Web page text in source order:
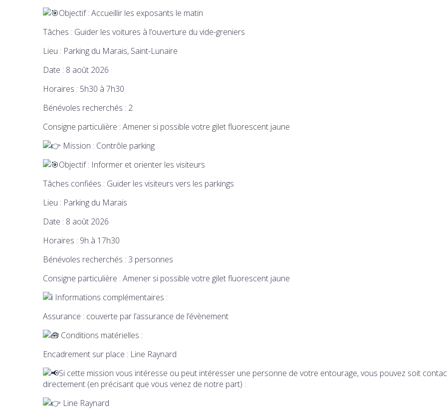
Objectif : Accueillir les exposants le matin
Tâches : Guider les voitures à l’ouverture du vide-greniers
Lieu : Parking du Marais, Saint-Lunaire
Date : 8 août 2026
Horaires : 5h30 à 7h30
Bénévoles recherchés : 2
Consigne particulière : Amener si possible votre gilet fluorescent jaune
Mission : Contrôle parking
Objectif : Informer et orienter les visiteurs
Tâches confiées : Guider les visiteurs vers les parkings
Lieu : Parking du Marais
Date : 8 août 2026
Horaires : 9h à 17h30
Bénévoles recherchés : 3 personnes
Consigne particulière : Amener si possible votre gilet fluorescent jaune
Informations complémentaires :
Assurance : couverte par l’assurance de l’évènement
Conditions matérielles :
Encadrement sur place : Line Raynard
Si cette mission vous intéresse ou peut intéresser une personne de votre entourage, vous pouvez soit
directement (en précisant que vous venez de notre part) :
Line Raynard